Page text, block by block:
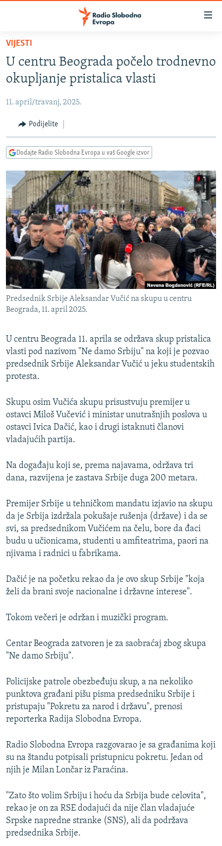
Pređite
glavni
sadržaj
na
navigaciju
Pređite
na
BOSNA I HERCEGOVINA
SRBIJA
KOSOVO
CRNA GORA
VIDEO
FOTOGALERIJE
INFOGRAFIKE
PODCASTI
RAT U UKRAJINI
KINA NA BALKANU
RSE PRIČE IZ SVIJETA
ISPRIČAJ MI
DNEVNO@RSE
SPECIJALI RSE
VIŠE OD NASLOVA
GENOCID U SREBRENICI
TV LIBERTY
POST SCRIPTUM
MOJA EVROPA
SVE KARTE DEJTONA
NASTANAK I RASPAD JUGOSLAVIJE
PRATITE NAS
Sve RFE/RL stranice
VIJESTI
U centru Beograda počelo trodnevno
okupljanje pristalica vlasti
11. april/travanj, 2025.
Podijelite
Dodajte Radio Slobodna Evropa u vaš Google izvor
Predsednik Srbije Aleksandar Vučić na skupu u centru
Beograda, 11. april 2025.
U centru Beograda 11. aprila se održava skup pristalica
vlasti pod nazivom "Ne damo Srbiju" na koji je pozvao
predsednik Srbije Aleksandar Vučić u jeku studentskih
protesta.
Skupu osim Vučića skupu prisustvuju premijer u
ostavci Miloš Vučević i ministar unutrašnjih poslova u
ostavci Ivica Dačić, kao i drugi istaknuti članovi
vladajućih partija.
Na događaju koji se, prema najavama, održava tri
dana, razvijena je zastava Srbije duga 200 metara.
Premijer Srbije u tehničkom mandatu izjavio na skupu
da je Srbija izdržala pokušaje rušenja (države) i da se
svi, sa predsednikom Vučićem na čelu, bore da đaci
budu u učionicama, studenti u amfiteatrima, paori na
njivama i radnici u fabrikama.
Dačić je na početku rekao da je ovo skup Srbije "koja
želi da brani svoje nacionalne i državne interese".
Tokom večeri je održan i muzički program.
Centar Beograda zatvoren je za saobraćaj zbog skupa
"Ne damo Srbiju".
Policijske patrole obezbeđuju skup, a na nekoliko
punktova građani pišu pisma predsedniku Srbije i
pristupaju "Pokretu za narod i državu", prenosi
reporterka Radija Slobodna Evropa.
Radio Slobodna Evropa razgovarao je sa građanima koji
su na štandu potpisali pristupnicu pokretu. Jedan od
njih je Milan Lončar iz Paraćina.
"Zato što volim Srbiju i hoću da Srbija bude celovita",
rekao je on za RSE dodajući da nije član vladajuće
Srpske napredne stranke (SNS), ali da podržava
predsednika Srbije.